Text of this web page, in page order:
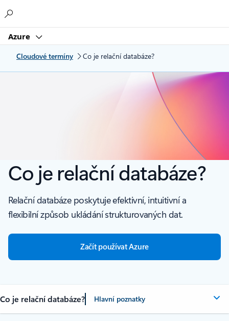
Azure
Cloudové termíny Co je relační databáze?
Co je relační databáze?
Relační databáze poskytuje efektivní, intuitivní a
flexibilní způsob ukládání strukturovaných dat.
Začít používat Azure
Co je relační databáze? Hlavní poznatky